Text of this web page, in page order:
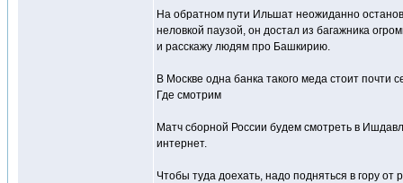
На обратном пути Ильшат неожиданно
неловкой паузой, он достал из багажника
и расскажу людям про Башкирию.
В Москве одна банка такого меда стоит
Где смотрим
Матч сборной России будем смотреть в
интернет.
Чтобы туда доехать, надо подняться в гору